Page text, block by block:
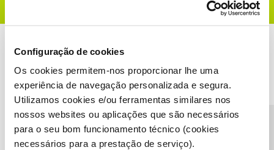
Configuração de cookies
Os cookies permitem-nos proporcionar lhe uma
experiência de navegação personalizada e segura.
Utilizamos cookies e/ou ferramentas similares nos
nossos websites ou aplicações que são necessários
para o seu bom funcionamento técnico (cookies
necessários para a prestação de serviço).
Condições do Fórum NOS Accessibility statement